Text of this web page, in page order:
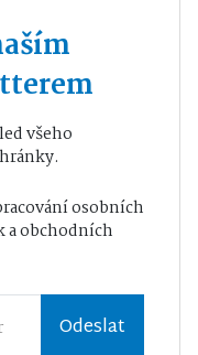
všeho
osobních
a obchodních
Odeslat